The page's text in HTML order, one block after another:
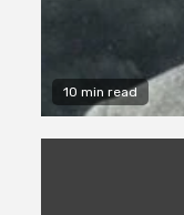
10 min read